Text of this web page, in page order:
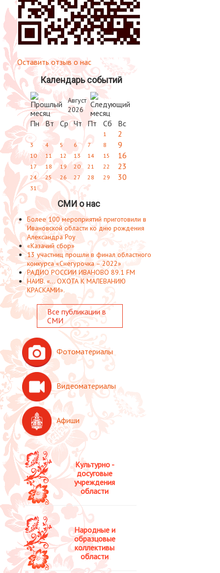
Культурно -
досуговые
учреждения
области
Народные и
образцовые
коллективы
области
Оставить отзыв о нас
Календарь событий
Август
2026
Пн Вт Ср Чт Пт Сб Вс
1 2
3 4 5 6 7 8 9
10 11 12 13 14 15 16
17 18 19 20 21 22 23
24 25 26 27 28 29 30
31
СМИ о нас
Более 100 мероприятий приготовили в
Ивановской области ко дню рождения
Александра Роу
«Казачий сбор»
13 участниц прошли в финал областного
конкурса «Снегурочка – 2022»
РАДИО РОССИИ ИВАНОВО 89.1 FM
НАИВ. «... ОХОТА К МАЛЕВАНИЮ
КРАСКАМИ».
Все публикации в
СМИ
Фотоматериалы
Видеоматериалы
Афиши